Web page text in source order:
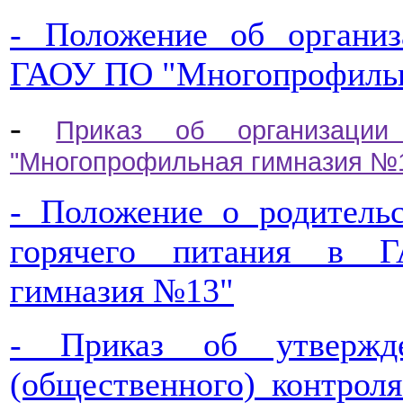
- Положение об
ГАОУ ПО
-
Приказ об
"Многопрофильная гимназия
- Положение о
горячего питания в
гимназия №13"
- Приказ об
(общественного)